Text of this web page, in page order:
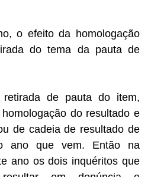
o efeito da homologação
do tema da pauta de
de pauta do item,
do resultado e
de cadeia de resultado de
ano que vem. Então na
ano os dois inquéritos que